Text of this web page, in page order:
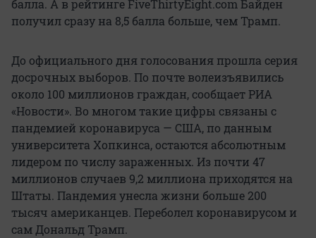
балла. А в рейтинге FiveThirtyEight.com Байден
получил сразу на 8,5 балла больше, чем Трамп.
До официального дня голосования прошла серия
досрочных выборов. По почте волеизъявились
около 100 миллионов граждан, сообщает РИА
«Новости». Во многом такие цифры связаны с
пандемией коронавируса — США, по данным
университета Хопкинса, остаются абсолютным
лидером по числу зараженных. Из почти 47
миллионов случаев 9,2 миллиона приходятся на
Штаты. Пандемия унесла жизни больше 200
тысяч американцев. Переболел коронавирусом и
сам Дональд Трамп.